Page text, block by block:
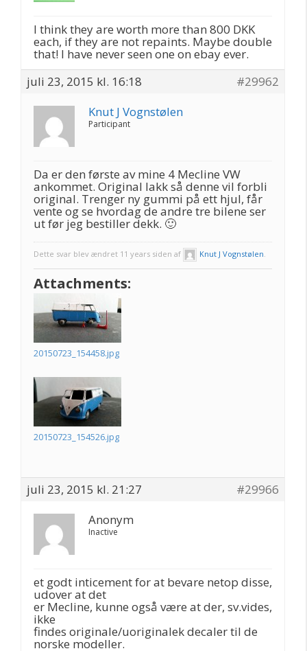
I think they are worth more than 800 DKK
each, if they are not repaints. Maybe double
that! I have never seen one on ebay ever.
juli 23, 2015 kl. 16:18
#29962
Knut J Vognstølen
Participant
Da er den første av mine 4 Mecline VW
ankommet. Original lakk så denne vil forbli
original. Trenger ny gummi på ett hjul, får
vente og se hvordag de andre tre bilene ser
ut før jeg bestiller dekk. 🙂
Dette svar blev ændret 11 years siden af Knut J Vognstølen
Attachments:
20150723_154458.jpg
20150723_154526.jpg
juli 23, 2015 kl. 21:27
#29966
Anonym
Inactive
et godt inticement for at bevare netop disse,
udover at det
er Mecline, kunne også være at der, sv.vides,
ikke
findes originale/uoriginalek decaler til de
norske modeller.